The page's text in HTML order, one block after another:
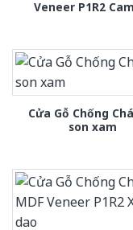
Veneer P1R2
Cửa Gỗ Chống
son xam